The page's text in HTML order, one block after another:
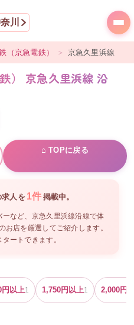
川
（京急電鉄） ＞ 京急久里浜線
） 京急久里浜線 沿
⌂ TOPに戻る
求人を 1件 掲載中。
など、 京急久里浜線沿線で体
お店を厳選してご紹介します。
ートできます。
円以上1 1,750円以上1 2,000円